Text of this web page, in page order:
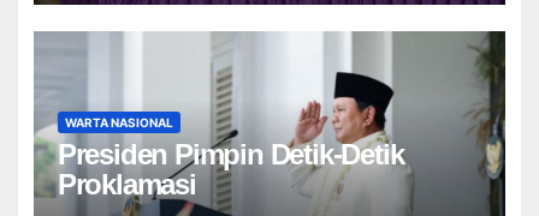
WARTA NASIONAL
Presiden Pimpin Detik-Detik
Proklamasi